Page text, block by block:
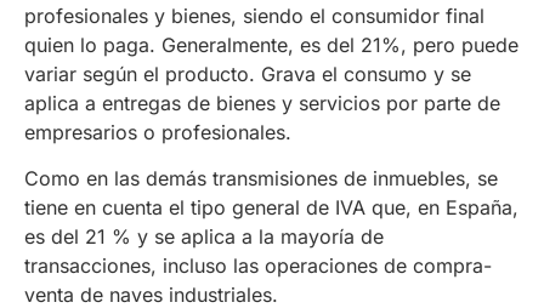
profesionales y bienes, siendo el consumidor final
quien lo paga. Generalmente, es del 21%, pero puede
variar según el producto. Grava el consumo y se
aplica a entregas de bienes y servicios por parte de
empresarios o profesionales.
Como en las demás transmisiones de inmuebles, se
tiene en cuenta el tipo general de IVA que, en España,
es del 21 % y se aplica a la mayoría de
transacciones, incluso las operaciones de compra-
venta de naves industriales.